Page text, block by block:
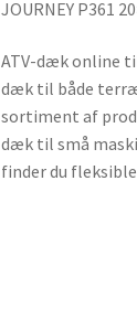
JOURNEY P361
ATV-dæk online
dæk til både
sortiment af
dæk til små
finder du